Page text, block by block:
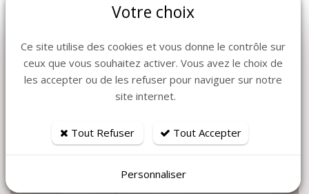
Votre choix
Ce site utilise des cookies et vous donne le contrôle sur
ceux que vous souhaitez activer. Vous avez le choix de
les accepter ou de les refuser pour naviguer sur notre
site internet.
Tout Refuser Tout Accepter
Personnaliser